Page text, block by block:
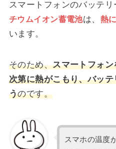
スマートフォンのバッテ
チウムイオン蓄電池は、 熱
います。
そのため、スマートフォ
次第に熱がこもり、バッ
うのです。
スマホの温度